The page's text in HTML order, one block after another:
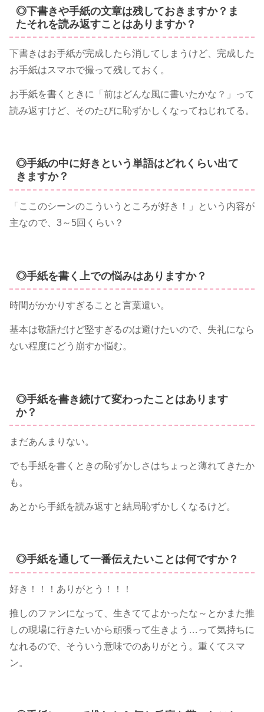
◎下書きや手紙の文章は残しておきますか？ま
たそれを読み返すことはありますか？
下書きはお手紙が完成したら消してしまうけど、完成した
お手紙はスマホで撮って残しておく。
お手紙を書くときに「前はどんな風に書いたかな？」って
読み返すけど、そのたびに恥ずかしくなってねじれてる。
◎手紙の中に好きという単語はどれくらい出て
きますか？
「ここのシーンのこういうところが好き！」という内容が
主なので、3～5回くらい？
◎手紙を書く上での悩みはありますか？
時間がかかりすぎることと言葉遣い。
基本は敬語だけど堅すぎるのは避けたいので、失礼になら
ない程度にどう崩すか悩む。
◎手紙を書き続けて変わったことはあります
か？
まだあんまりない。
でも手紙を書くときの恥ずかしさはちょっと薄れてきたか
も。
あとから手紙を読み返すと結局恥ずかしくなるけど。
◎手紙を通して一番伝えたいことは何ですか？
好き！！！ありがとう！！！
推しのファンになって、生きててよかったな～とかまた推
しの現場に行きたいから頑張って生きよう…って気持ちに
なれるので、そういう意味でのありがとう。重くてスマ
ン。